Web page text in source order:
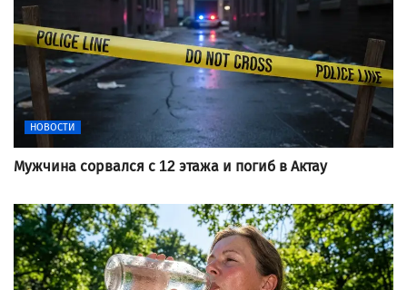
НОВОСТИ
Мужчина сорвался с 12 этажа и погиб в Актау